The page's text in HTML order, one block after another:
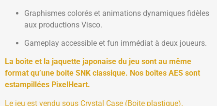
Graphismes colorés et animations dynamiques fidèles
aux productions Visco.
Gameplay accessible et fun immédiat à deux joueurs.
La boite et la jaquette japonaise du jeu sont au même
format qu’une boite SNK classique. Nos boîtes AES sont
estampillées PixelHeart.
Le jeu est vendu sous Crystal Case (Boite plastique).